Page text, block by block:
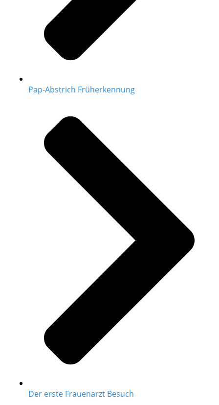
Pap-Abstrich Früherkennung
Der erste Frauenarzt Besuch